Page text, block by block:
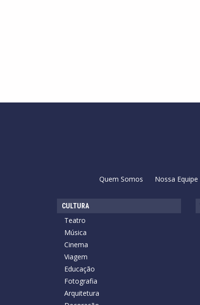
Quem Somos Nossa Equipe
CULTURA
Teatro
Música
Cinema
Viagem
Educação
Fotografia
Arquitetura